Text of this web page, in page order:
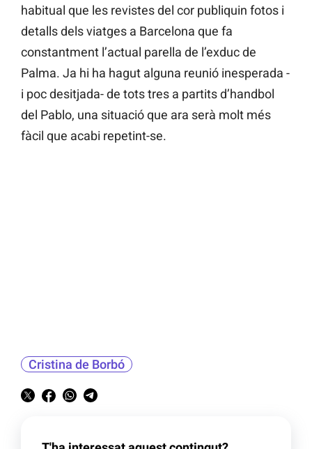
habitual que les revistes del cor publiquin fotos i
detalls dels viatges a Barcelona que fa
constantment l’actual parella de l’exduc de
Palma. Ja hi ha hagut alguna reunió inesperada -
i poc desitjada- de tots tres a partits d’handbol
del Pablo, una situació que ara serà molt més
fàcil que acabi repetint-se.
Cristina de Borbó